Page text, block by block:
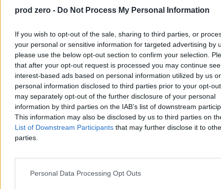
prod zero - Do Not Process My Personal Information
If you wish to opt-out of the sale, sharing to third parties, or
your personal or sensitive information for targeted advertising by
please use the below opt-out section to confirm your selection.
that after your opt-out request is processed you may continue
interest-based ads based on personal information utilized by us or
personal information disclosed to third parties prior to your opt-
may separately opt-out of the further disclosure of your personal
information by third parties on the IAB’s list of downstream
This information may also be disclosed by us to third parties on
List of Downstream Participants that may further disclose it to
parties.
Personal Data Processing Opt Outs
Chwila ochłody, ale potem lato nie odpuści. Mamy
nową wakacyjną prognozę
Po fali upałów, w trakcie których temperatury sięgały 40 st. C,
czeka nas ochłodzenie. Jak podają meteorolodzy, nie potrwa ono
długo. – Lato nie odpuszcza, choć okresy cieplejsze będą
przeplatały się z chłodniejszymi – zapowiedział w rozmowie z
Gospodarki Wodnej.